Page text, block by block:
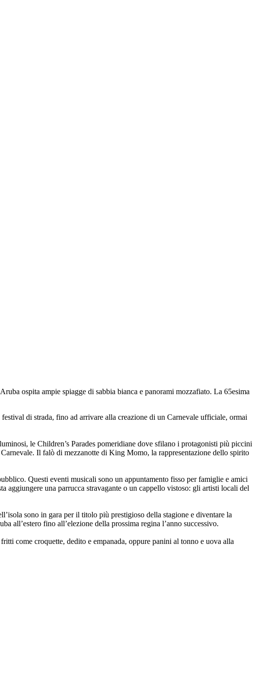
ospita ampie spiagge di sabbia bianca e panorami mozzafiato. La 65esima
di strada, fino ad arrivare alla creazione di un Carnevale ufficiale, ormai
le Children’s Parades pomeridiane dove sfilano i protagonisti più piccini
Il falò di mezzanotte di King Momo, la rappresentazione dello spirito
Questi eventi musicali sono un appuntamento fisso per famiglie e amici
aggiungere una parrucca stravagante o un cappello vistoso: gli artisti locali del
sono in gara per il titolo più prestigioso della stagione e diventare la
all’estero fino all’elezione della prossima regina l’anno successivo.
come croquette, dedito e empanada, oppure panini al tonno e uova alla